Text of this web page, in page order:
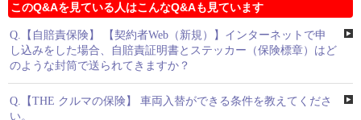
このQ&Aを見ている人はこんなQ&Aも見ています
Q. 【自賠責保険】 【契約者Web（新規）】インターネットで申
し込みをした場合、自賠責証明書とステッカー（保険標章）はど
のような封筒で送られてきますか？
Q. 【THE クルマの保険】 車両入替ができる条件を教えてくださ
い。